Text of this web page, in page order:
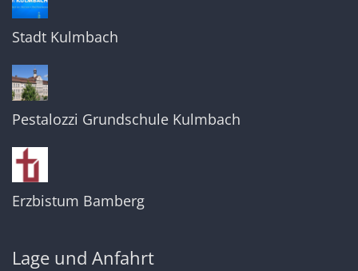
Stadt Kulmbach
Pestalozzi Grundschule Kulmbach
Erzbistum Bamberg
Lage und Anfahrt